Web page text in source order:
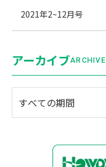
2021年2~12月号
アーカイブARCHIVE